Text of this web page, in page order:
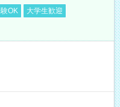
OK
大学生歓迎